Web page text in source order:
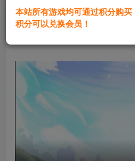
群主1号
本站所有游戏均可通过积分购
积分可以兑换会员！